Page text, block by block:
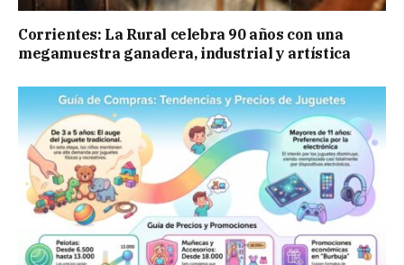
Corrientes: La Rural celebra 90 años con una
megamuestra ganadera, industrial y artística